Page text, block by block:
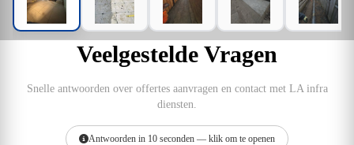
Veelgestelde Vragen
Snelle antwoorden over offertes aanvragen en contact met LA infra
diensten.
Antwoorden in 10 seconden — klik om te openen